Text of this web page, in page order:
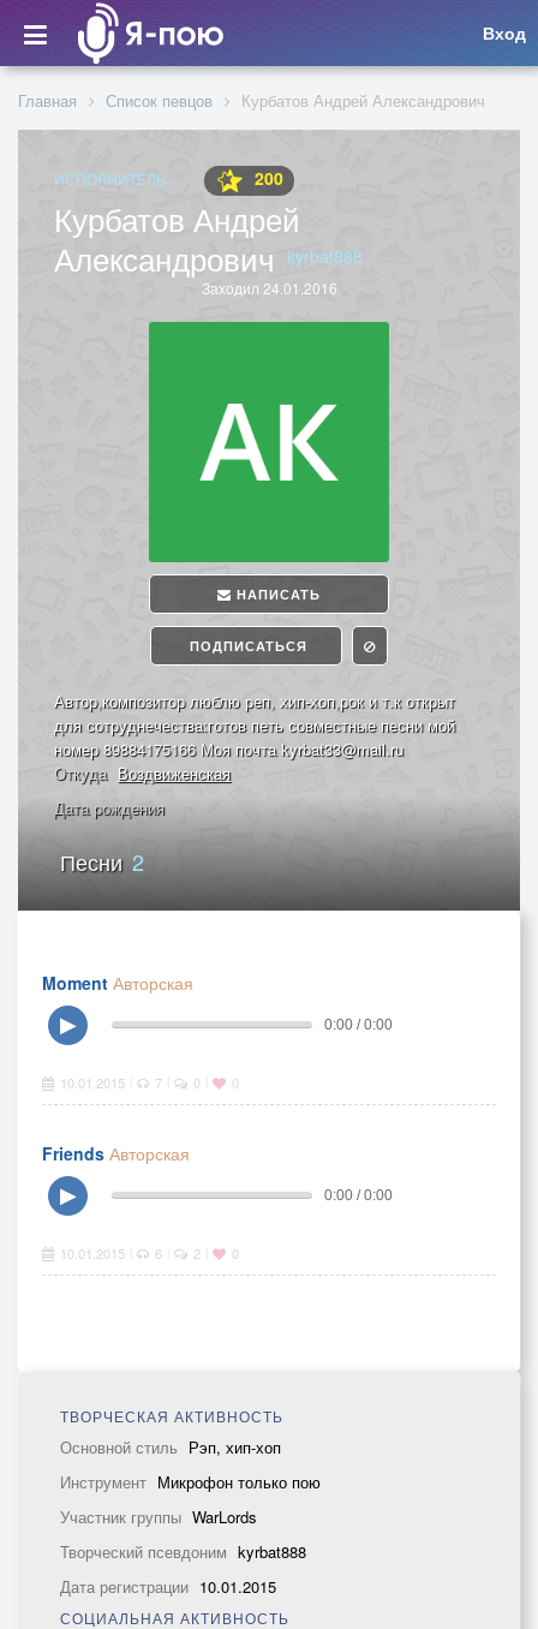
Вход
Главная Список певцов Курбатов Андрей Александрович
ИСПОЛНИТЕЛЬ 200
Курбатов Андрей
Александрович
kyrbat888
Заходил 24.01.2016
НАПИСАТЬ
ПОДПИСАТЬСЯ
Автор,композитор люблю реп, хип-хоп,рок и т.к открыт
для сотруднечества:готов петь совместные песни мой
номер 89884175166 Моя почта kyrbat33@mail.ru
Откуда Воздвиженская
Дата рождения
Песни 2
Moment Авторская
▶
0:00 / 0:00
10.01.2015 7 0 0
Friends Авторская
▶
0:00 / 0:00
10.01.2015 6 2 0
ТВОРЧЕСКАЯ АКТИВНОСТЬ
Основной стиль Рэп, хип-хоп
Инструмент Микрофон только пою
Участник группы WarLords
Творческий псевдоним kyrbat888
Дата регистрации 10.01.2015
СОЦИАЛЬНАЯ АКТИВНОСТЬ